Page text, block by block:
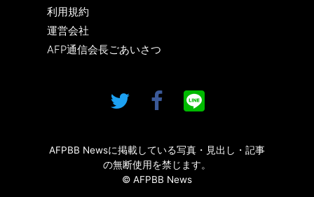
利用規約
運営会社
AFP通信会長ごあいさつ
AFPBB Newsに掲載している写真・見出し・記事
の無断使用を禁じます。
© AFPBB News